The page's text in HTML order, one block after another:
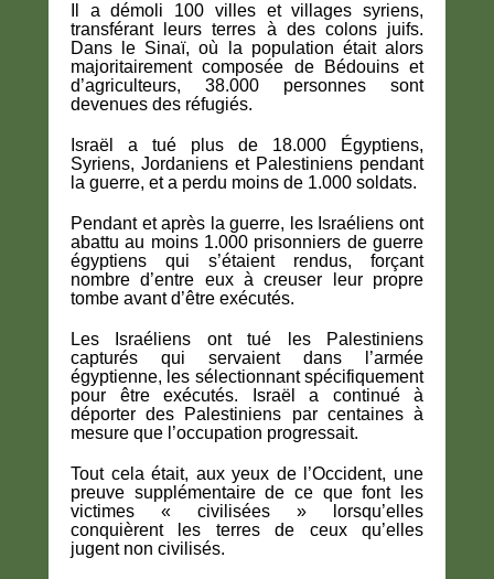
Il a démoli 100 villes et villages syriens,
transférant leurs terres à des colons juifs.
Dans le Sinaï, où la population était alors
majoritairement composée de Bédouins et
d’agriculteurs, 38.000 personnes sont
devenues des réfugiés.
Israël a tué plus de 18.000 Égyptiens,
Syriens, Jordaniens et Palestiniens pendant
la guerre, et a perdu moins de 1.000 soldats.
Pendant et après la guerre, les Israéliens ont
abattu au moins 1.000 prisonniers de guerre
égyptiens qui s’étaient rendus, forçant
nombre d’entre eux à creuser leur propre
tombe avant d’être exécutés.
Les Israéliens ont tué les Palestiniens
capturés qui servaient dans l’armée
égyptienne, les sélectionnant spécifiquement
pour être exécutés. Israël a continué à
déporter des Palestiniens par centaines à
mesure que l’occupation progressait.
Tout cela était, aux yeux de l’Occident, une
preuve supplémentaire de ce que font les
victimes « civilisées » lorsqu’elles
conquièrent les terres de ceux qu’elles
jugent non civilisés.